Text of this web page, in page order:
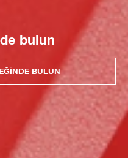
bulun
BULUN